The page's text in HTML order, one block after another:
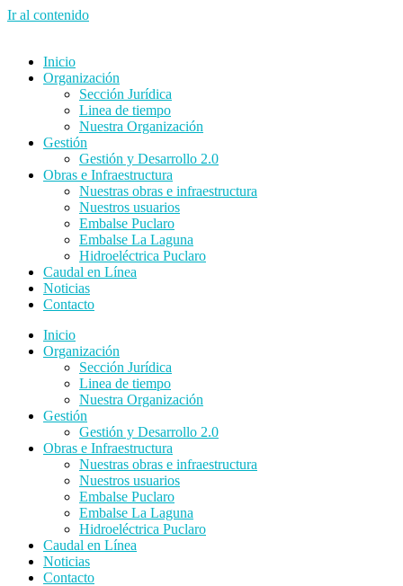
Ir al contenido
Inicio
Organización
Sección Jurídica
Linea de tiempo
Nuestra Organización
Gestión
Gestión y Desarrollo 2.0
Obras e Infraestructura
Nuestras obras e infraestructura
Nuestros usuarios
Embalse Puclaro
Embalse La Laguna
Hidroeléctrica Puclaro
Caudal en Línea
Noticias
Contacto
Inicio
Organización
Sección Jurídica
Linea de tiempo
Nuestra Organización
Gestión
Gestión y Desarrollo 2.0
Obras e Infraestructura
Nuestras obras e infraestructura
Nuestros usuarios
Embalse Puclaro
Embalse La Laguna
Hidroeléctrica Puclaro
Caudal en Línea
Noticias
Contacto